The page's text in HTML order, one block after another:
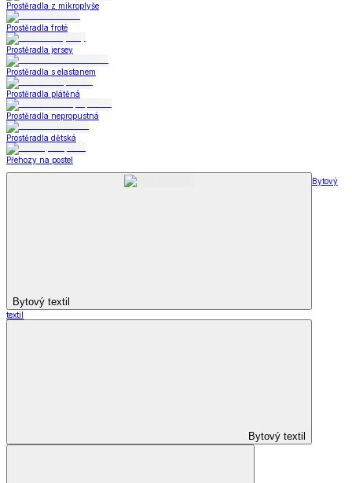
Prostěradla z mikroplyše
Prostěradla froté
Prostěradla jersey
Prostěradla s elastanem
Prostěradla plátěná
Prostěradla nepropustná
Prostěradla dětská
Přehozy na postel
Bytový textil
Bytový
textil
Bytový textil